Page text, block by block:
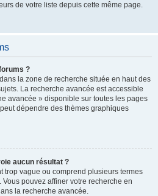
de votre liste depuis cette même page.
?
la zone de recherche située en haut des
La recherche avancée est accessible
avancée » disponible sur toutes les pages
dépendre des thèmes graphiques
aucun résultat ?
trop vague ou comprend plusieurs termes
pouvez affiner votre recherche en
la recherche avancée.